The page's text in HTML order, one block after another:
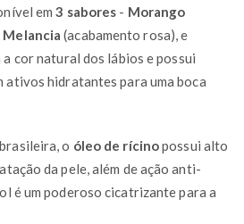
em3 sabores - Morango
Melancia (acabamento rosa), e
cor natural dos lábios e possui
ativos hidratantes para uma boca
o óleo de rícinopossui alto
da pele, além de ação anti-
é um poderoso cicatrizante para a